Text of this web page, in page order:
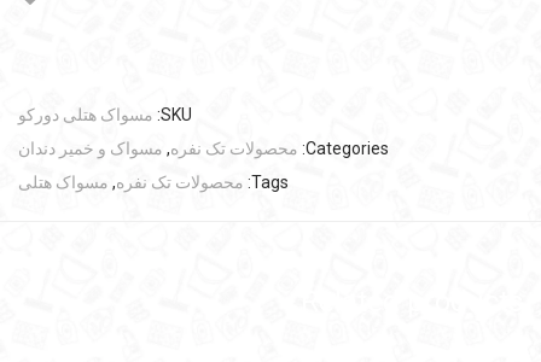
SKU: مسواک هتلی دورکو
Categories: محصولات تک نفره, مسواک و خمیر دندان
Tags: محصولات تک نفره, مسواک هتلی